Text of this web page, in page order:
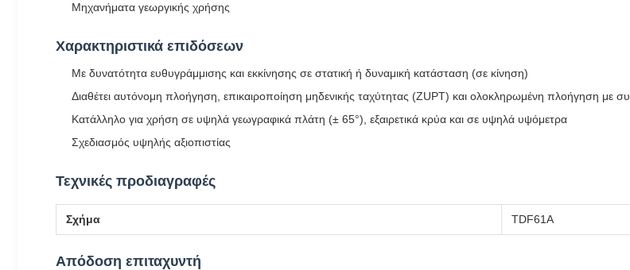
Μηχανήματα γεωργικής χρήσης
Χαρακτηριστικά επιδόσεων
Με δυνατότητα ευθυγράμμισης και εκκίνησης σε στατική ή δυναμική κατάσταση (σε κίνηση)
Διαθέτει αυτόνομη πλοήγηση, επικαιροποίηση μηδενικής ταχύτητας (ZUPT) και ολοκληρωμένη πλοήγηση με
Κατάλληλο για χρήση σε υψηλά γεωγραφικά πλάτη (± 65°), εξαιρετικά κρύα και σε υψηλά υψόμετρα
Σχεδιασμός υψηλής αξιοπιστίας
Τεχνικές προδιαγραφές
Σχήμα TDF61A
Απόδοση επιταχυντή